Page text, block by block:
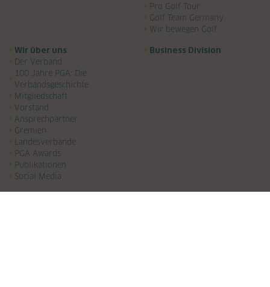
Pro Golf Tour
Golf Team Germany
Wir bewegen Golf
Wir über uns
Der Verband
100 Jahre PGA: Die
Verbandsgeschichte
Mitgliedschaft
Vorstand
Ansprechpartner
Gremien
Landesverbände
PGA Awards
Publikationen
Social Media
Business Division